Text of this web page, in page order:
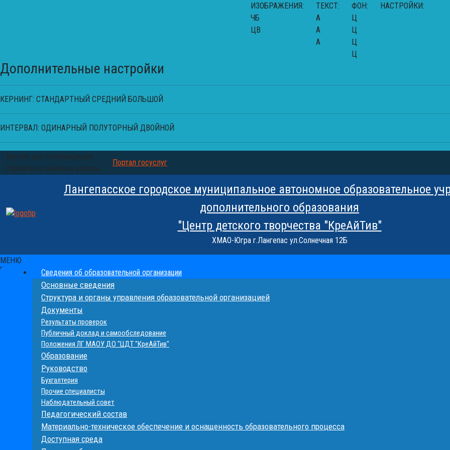
ИЗОБРАЖЕНИЯ:
ЧБ
ЦВ
ТЕКСТ:
A
A
A
ФОН:
Ц
Ц
Ц
Ц
НАСТРОЙКИ:
Дополнительные настройки
КЕРНИНГ: СТАНДАРТНЫЙ СРЕДНИЙ БОЛЬШОЙ
ИНТЕРВАЛ: ОДИНАРНЫЙ ПОЛУТОРНЫЙ ДВОЙНОЙ
Версия для слабовидящих
Перейти на обычную версию
Портал госуслуг
Лангепасское городское муниципальное автономное образовательное
дополнительного образования
"Центр детского творчества "КреАйТив"
ХМАО-Югра г.Лангепас ул.Солнечная 12Б
МЕНЮ
Сведения об образовательной организации
Основные сведения
Структура и органы управления образовательной организацией
Документы
Результаты проверок
Публичный доклад и самообследование
Положения ЛГ МАОУ ДО "ЦДТ "КреАйТив"
Образование
Руководство
Бухгалтерия
Прочие специалисты
Наблюдательный совет
Педагогический состав
Материально-техническое обеспечение и оснащенность образовательного процесса
Доступная среда